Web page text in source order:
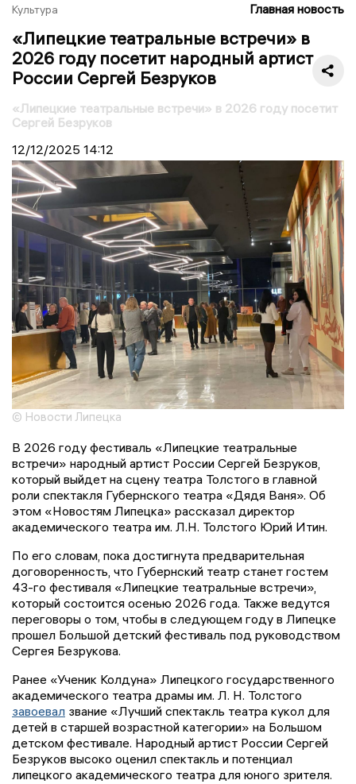
Культура Главная новость
«Липецкие театральные встречи» в
2026 году посетит народный артист
России Сергей Безруков
«Липецкие театральные встречи» в 2026 году посетит
Сергей Безруков
12/12/2025 14:12
© Новости Липецка
В 2026 году фестиваль «Липецкие театральные
встречи» народный артист России Сергей Безруков,
который выйдет на сцену театра Толстого в главной
роли спектакля Губернского театра «Дядя Ваня». Об
этом «Новостям Липецка» рассказал директор
академического театра им. Л.Н. Толстого Юрий Итин.
По его словам, пока достигнута предварительная
договоренность, что Губернский театр станет гостем
43-го фестиваля «Липецкие театральные встречи»,
который состоится осенью 2026 года. Также ведутся
переговоры о том, чтобы в следующем году в Липецке
прошел Большой детский фестиваль под руководством
Сергея Безрукова.
Ранее «Ученик Колдуна» Липецкого государственного
академического театра драмы им. Л. Н. Толстого
завоевал звание «Лучший спектакль театра кукол для
детей в старшей возрастной категории» на Большом
детском фестивале. Народный артист России Сергей
Безруков высоко оценил спектакль и потенциал
липецкого академического театра для юного зрителя.